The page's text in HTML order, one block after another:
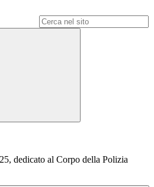
dedicato al Corpo della Polizia